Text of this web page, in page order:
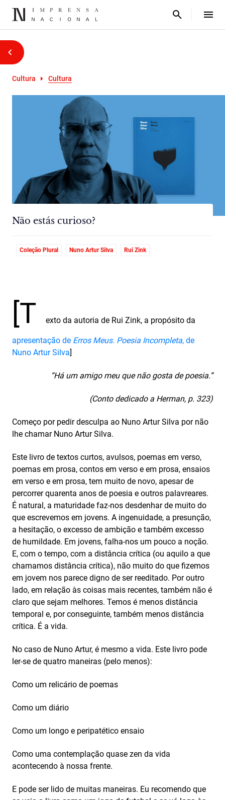
Cultura Cultura
Não estás curioso?
Coleção Plural Nuno Artur Silva Rui Zink
[T exto da autoria de Rui Zink, a propósito da
apresentação de Erros Meus. Poesia Incompleta, de
Nuno Artur Silva]
“Há um amigo meu que não gosta de poesia.”
(Conto dedicado a Herman, p. 323)
Começo por pedir desculpa ao Nuno Artur Silva por não
lhe chamar Nuno Artur Silva.
Este livro de textos curtos, avulsos, poemas em verso,
poemas em prosa, contos em verso e em prosa, ensaios
em verso e em prosa, tem muito de novo, apesar de
percorrer quarenta anos de poesia e outros palavreares.
É natural, a maturidade faz-nos desdenhar de muito do
que escrevemos em jovens. A ingenuidade, a presunção,
a hesitação, o excesso de ambição e também excesso
de humildade. Em jovens, falha-nos um pouco a noção.
E, com o tempo, com a distância crítica (ou aquilo a que
chamamos distância crítica), não muito do que fizemos
em jovem nos parece digno de ser reeditado. Por outro
lado, em relação às coisas mais recentes, também não é
claro que sejam melhores. Temos é menos distância
temporal e, por conseguinte, também menos distância
crítica. É a vida.
No caso de Nuno Artur, é mesmo a vida. Este livro pode
ler-se de quatro maneiras (pelo menos):
Como um relicário de poemas
Como um diário
Como um longo e peripatético ensaio
Como uma contemplação quase zen da vida
acontecendo à nossa frente.
E pode ser lido de muitas maneiras. Eu recomendo que